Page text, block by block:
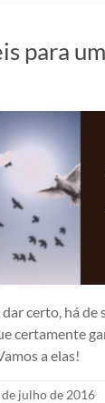
para
certo, há de
certamente
a elas!
de julho de 2016